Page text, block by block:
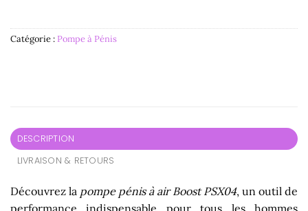
Catégorie :Pompe à Pénis
DESCRIPTION
LIVRAISON & RETOURS
Découvrez la pompe pénis à air Boost PSX04, un outil de
performance indispensable pour tous les hommes